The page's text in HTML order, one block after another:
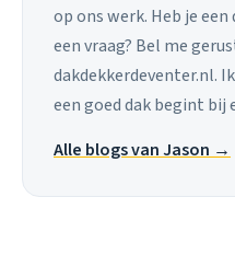
op ons werk. Heb je
een vraag? Bel me
dakdekkerdeventer.nl.
een goed dak begint bij
Alle blogs van Jason →